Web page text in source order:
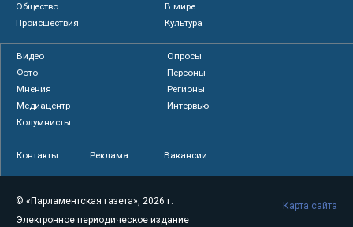
Общество
В мире
Происшествия
Культура
Видео
Опросы
Фото
Персоны
Мнения
Регионы
Медиацентр
Интервью
Колумнисты
Контакты Реклама Вакансии
© «Парламентская газета», 2026 г.
Электронное периодическое издание
Карта сайта